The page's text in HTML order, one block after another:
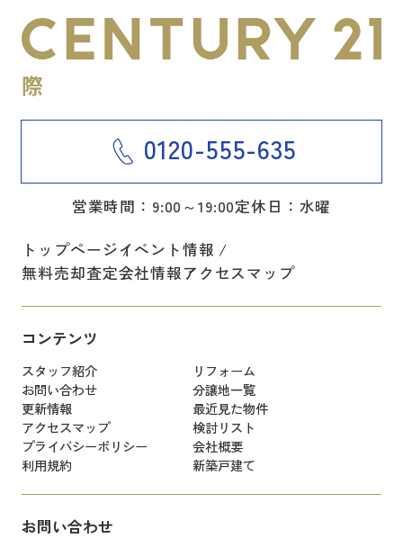
0120-555-635
営業時間：9:00～19:00定休日：水曜
トップページイベント情報
無料売却査定会社情報アクセスマップ
コンテンツ
スタッフ紹介
リフォーム
お問い合わせ
分譲地一覧
更新情報
最近見た物件
アクセスマップ
検討リスト
プライバシーポリシー
会社概要
利用規約
新築戸建て
お問い合わせ